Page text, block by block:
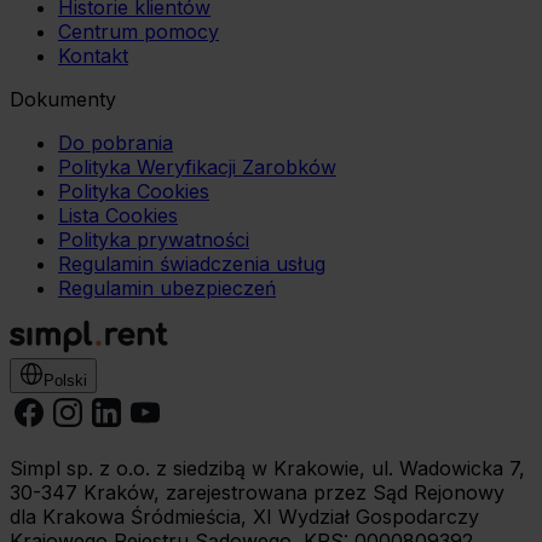
celu
wybierz czarny przycisk znajdujący się w lewym dolnym
rogu na każdej z naszych podstron.
Historie klientów
Centrum pomocy
Kontakt
Dokumenty
Do pobrania
Polityka Weryfikacji Zarobków
Polityka Cookies
Lista Cookies
Polityka prywatności
Regulamin świadczenia usług
Regulamin ubezpieczeń
Polski
Simpl sp. z o.o. z siedzibą w Krakowie, ul. Wadowicka 7,
30-347 Kraków, zarejestrowana przez Sąd Rejonowy
dla Krakowa Śródmieścia, XI Wydział Gospodarczy